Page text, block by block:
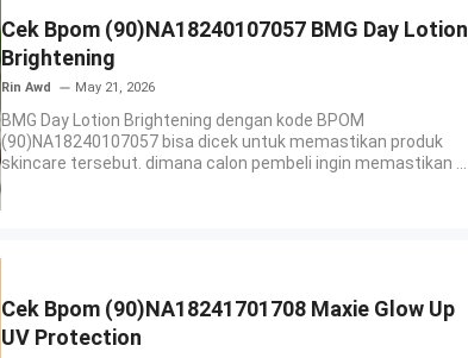
Cek Bpom (90)NA18240107057 BMG Day Lotion
Brightening
Rin Awd May 21, 2026
BMG Day Lotion Brightening dengan kode BPOM
(90)NA18240107057 bisa dicek untuk memastikan produk
skincare tersebut. dimana calon pembeli ingin memastikan ...
Cek Bpom (90)NA18241701708 Maxie Glow Up
UV Protection